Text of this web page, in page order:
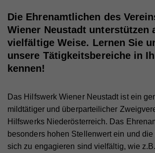
Die Ehrenamtlichen des
Wiener Neustadt unterstützen
vielfältige Weise. Lernen Sie
unsere Tätigkeitsbereiche in
kennen!
Das Hilfswerk Wiener Neustadt ist ein
mildtätiger und überparteilicher
Hilfswerks Niederösterreich. Das
besonders hohen Stellenwert ein und
sich zu engagieren sind vielfältig, wie